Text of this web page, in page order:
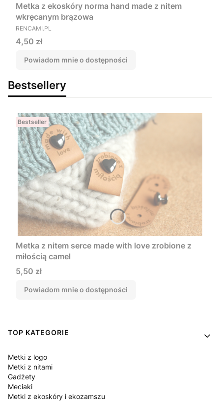
Metka z ekoskóry norma hand made z nitem
wkręcanym brązowa
PRODUCENT
RENCAMI.PL
Cena
4,50 zł
Powiadom mnie o dostępności
Bestsellery
Bestseller
Metka z nitem serce made with love zrobione z
miłością camel
Cena
5,50 zł
Powiadom mnie o dostępności
Linki w stopce
TOP KATEGORIE
Metki z logo
Metki z nitami
Gadżety
Meciaki
Metki z ekoskóry i ekozamszu